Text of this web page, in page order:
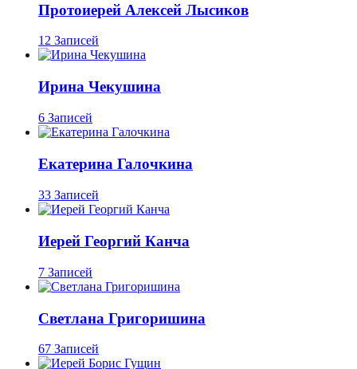
Протоиерей Алексей Лысиков
12 Записей
Ирина Чекушина
6 Записей
Екатерина Галочкина
33 Записей
Иерей Георгий Канча
7 Записей
Светлана Григоришина
67 Записей